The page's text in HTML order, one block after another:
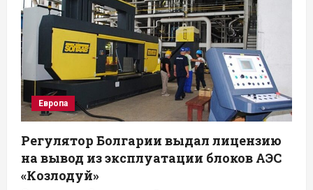
Европа
Регулятор Болгарии выдал лицензию
на вывод из эксплуатации блоков АЭС
«Козлодуй»